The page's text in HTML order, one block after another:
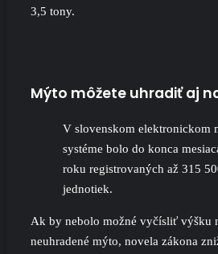
3,5 tony.
Mýto môžete uhradiť aj
V slovenskom elektronickom
systéme bolo do konca
roku registrovaných až 315
jednotiek.
Ak by nebolo možné vyčísliť výšku
neuhradené mýto, novela zákona